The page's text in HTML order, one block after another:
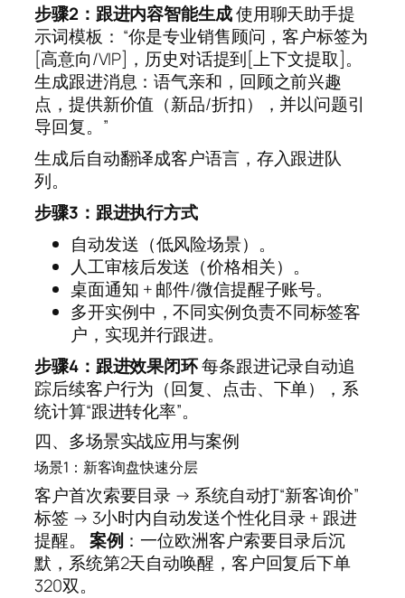
步骤2：跟进内容智能生成使用聊天助手提
示词模板： “你是专业销售顾问，客户标签为
[高意向/VIP]，历史对话提到[上下文提取]。
生成跟进消息：语气亲和，回顾之前兴趣
点，提供新价值（新品/折扣），并以问题引
导回复。”
生成后自动翻译成客户语言，存入跟进队
列。
步骤3：跟进执行方式
自动发送（低风险场景）。
人工审核后发送（价格相关）。
桌面通知 + 邮件/微信提醒子账号。
多开实例中，不同实例负责不同标签客
户，实现并行跟进。
步骤4：跟进效果闭环每条跟进记录自动追
踪后续客户行为（回复、点击、下单），系
统计算“跟进转化率”。
四、多场景实战应用与案例
场景1：新客询盘快速分层
客户首次索要目录 → 系统自动打“新客询价”
标签 → 3小时内自动发送个性化目录 + 跟进
提醒。 案例：一位欧洲客户索要目录后沉
默，系统第2天自动唤醒，客户回复后下单
320双。